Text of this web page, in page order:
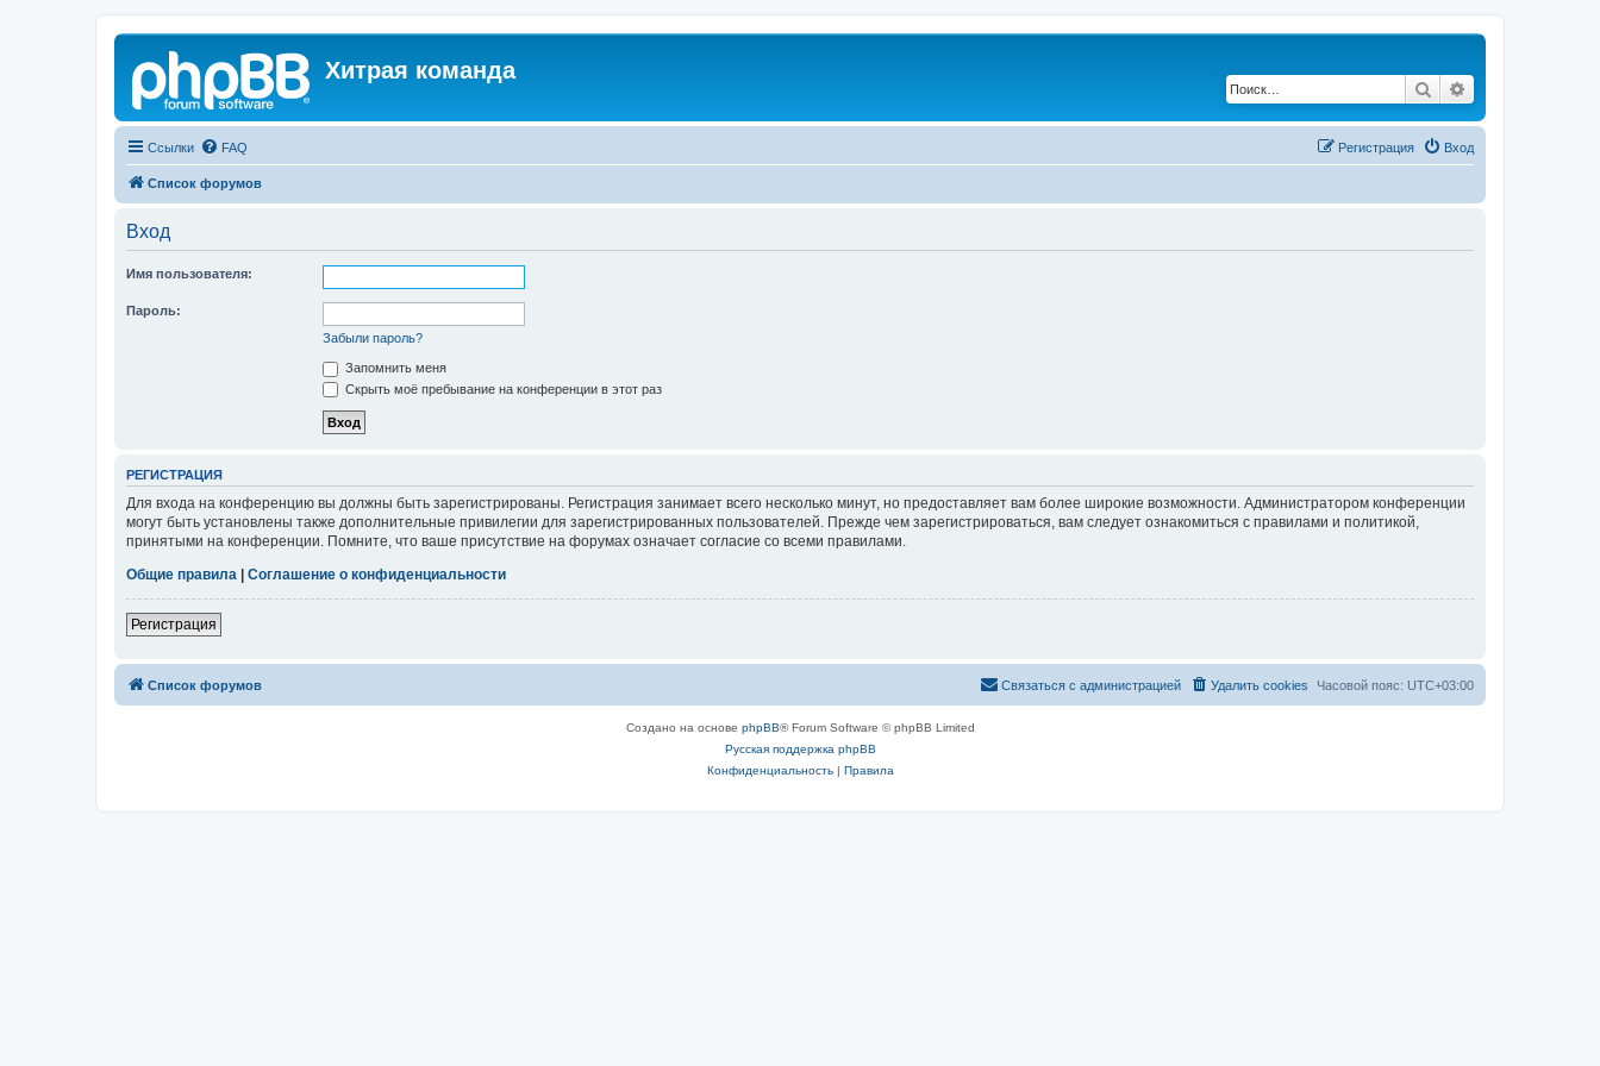
Хитрая команда
Поиск
Ссылки FAQ Вход
Регистрация
Список форумов
Вход
Имя пользователя:
Пароль:
Забыли пароль?
Запомнить меня
Скрыть моё пребывание на конференции в этот раз
РЕГИСТРАЦИЯ
Для входа на конференцию вы должны быть зарегистрированы. Регистрация занимает всего несколько минут, но предоставляет вам более широкие возможности. Администратором конференции
могут быть установлены также дополнительные привилегии для зарегистрированных пользователей. Прежде чем зарегистрироваться, вам следует ознакомиться с правилами и политикой,
принятыми на конференции. Помните, что ваше присутствие на форумах означает согласие со всеми правилами.
Общие правила | Соглашение о конфиденциальности
Регистрация
Список форумов Часовой пояс: UTC+03:00
Удалить cookies
Связаться с администрацией
Создано на основе phpBB® Forum Software © phpBB Limited
Русская поддержка phpBB
Конфиденциальность| Правила